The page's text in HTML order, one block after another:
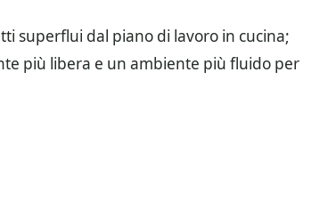
superflui dal piano di lavoro in cucina;
più libera e un ambiente più fluido per